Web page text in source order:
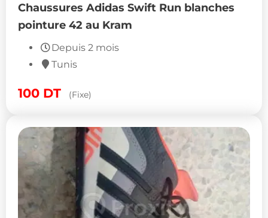
Chaussures Adidas Swift Run blanches
pointure 42 au Kram
Depuis 2 mois
Tunis
100 DT (Fixe)